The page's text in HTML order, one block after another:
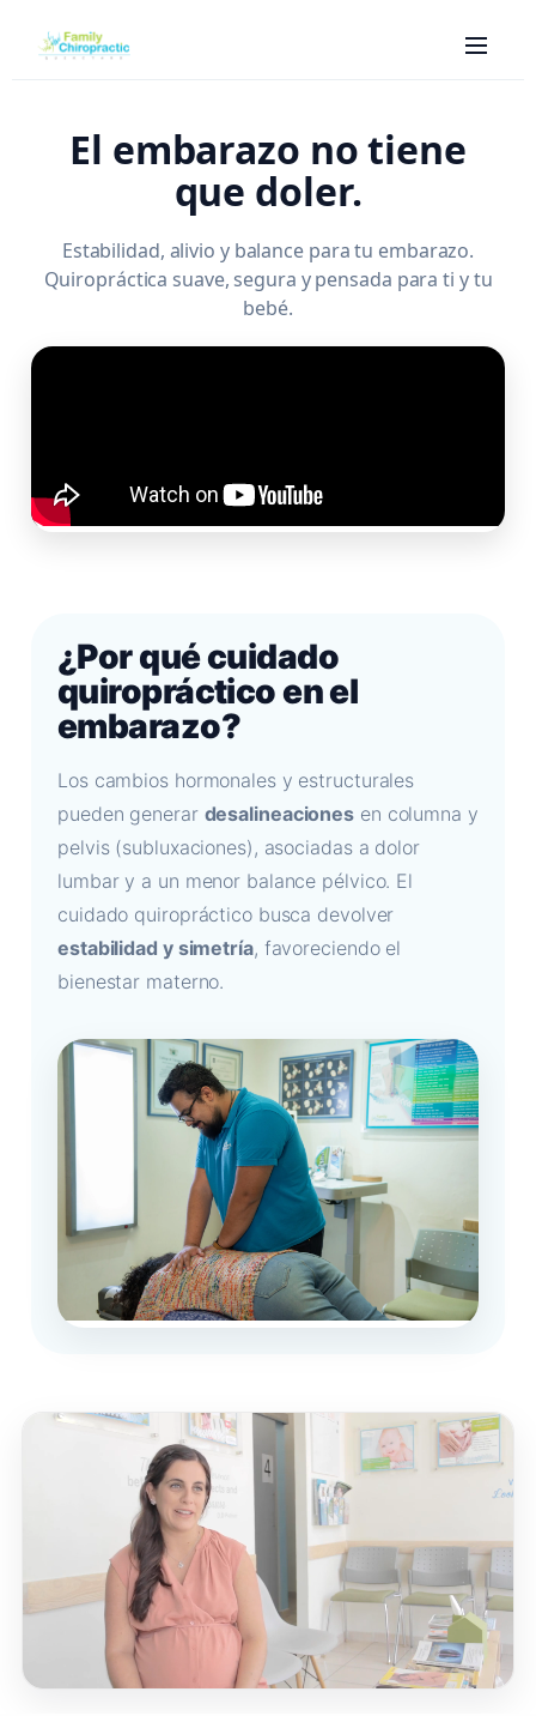
El embarazo no tiene
que doler.
Estabilidad, alivio y balance para tu embarazo.
Quiropráctica suave, segura y pensada para ti y tu
bebé.
¿Por qué cuidado
quiropráctico en el
embarazo?
Los cambios hormonales y estructurales
pueden generar desalineaciones en columna y
pelvis (subluxaciones), asociadas a dolor
lumbar y a un menor balance pélvico. El
cuidado quiropráctico busca devolver
estabilidad y simetría, favoreciendo el
bienestar materno.